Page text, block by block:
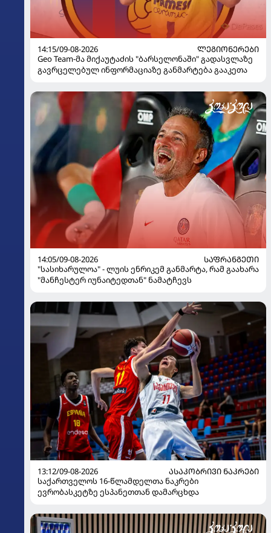
14:15/09-08-2026
ᲚᲔᲒᲘᲝᲜᲔᲠᲔᲑᲘ
Geo Team-მა მიქაუტაძის "ბარსელონაში" გადასვლაზე
გავრცელებულ ინფორმაციაზე განმარტება გააკეთა
14:05/09-08-2026
ᲡᲐᲤᲠᲐᲜᲒᲔᲗᲘ
"სასიხარულოა" - ლუის ენრიკემ განმარტა, რამ გაახარა
"მანჩესტერ იუნაიტედთან" ნამატჩევს
13:12/09-08-2026
ᲐᲡᲐᲙᲝᲑᲠᲘᲕᲘ ᲜᲐᲙᲠᲔᲑᲘ
საქართველოს 16-წლამდელთა ნაკრები
ევრობასკეტზე ესპანეთთან დამარცხდა